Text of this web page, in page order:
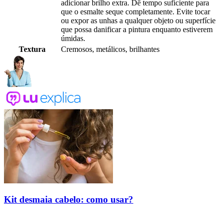
adicionar brilho extra. Dê tempo suficiente para
que o esmalte seque completamente. Evite tocar
ou expor as unhas a qualquer objeto ou superfície
que possa danificar a pintura enquanto estiverem
úmidas.
Textura
Cremosos, metálicos, brilhantes
Kit desmaia cabelo: como usar?